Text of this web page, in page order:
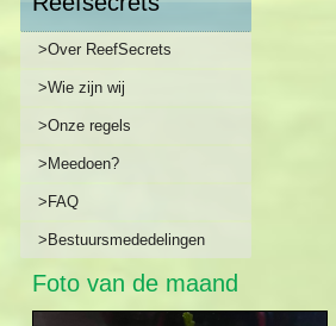
>Over ReefSecrets
>Wie zijn wij
>Onze regels
>Meedoen?
>FAQ
>Bestuursmededelingen
Foto van de maand